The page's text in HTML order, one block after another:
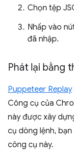
Chọn tệp
Nhấp vào
đã nhập.
Phát lại bằng
Puppeteer Replay
Công cụ của
này được xây
cụ dòng lệnh,
công cụ này.